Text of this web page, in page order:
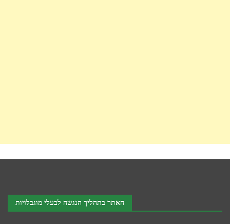
האתר בתהליך הנגשה לבעלי מוגבלויות